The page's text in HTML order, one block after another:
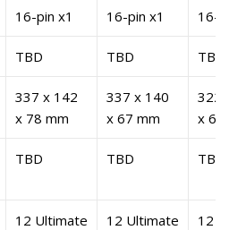
16-pin x1 16-pin x1 16-
TBD TBD TBD
337 x 142
x 78 mm
337 x 140
x 67 mm
322
x 63
TBD TBD TBD
12 Ultimate 12 Ultimate 12